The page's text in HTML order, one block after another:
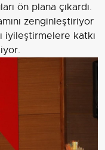
ön plana çıkardı.
zenginleştiriyor
iyileştirmelere katkı